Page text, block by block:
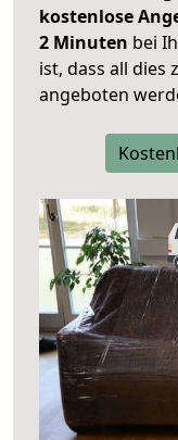
kostenlose
2 Minuten bei
ist, dass all dies
angeboten